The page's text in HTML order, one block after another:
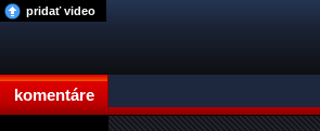
komentáre
pridať video